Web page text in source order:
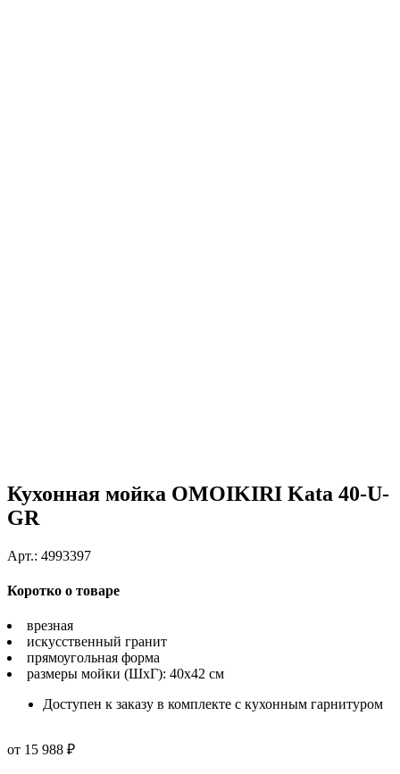
Кухонная мойка OMOIKIRI Kata 40-U-
GR
Арт.: 4993397
Коротко о товаре
врезная
искусственный гранит
прямоугольная форма
размеры мойки (ШхГ): 40х42 см
Доступен к заказу в комплекте с кухонным гарнитуром
от 15 988 ₽